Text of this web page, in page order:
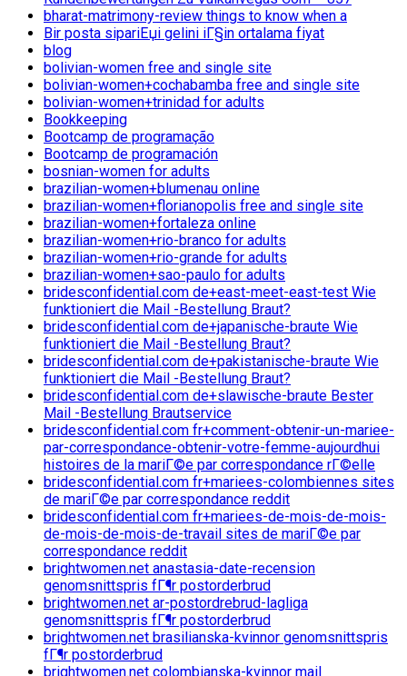
bharat-matrimony-review things to know when a
Bir posta sipariЕџi gelini iГ§in ortalama fiyat
blog
bolivian-women free and single site
bolivian-women+cochabamba free and single site
bolivian-women+trinidad for adults
Bookkeeping
Bootcamp de programação
Bootcamp de programación
bosnian-women for adults
brazilian-women+blumenau online
brazilian-women+florianopolis free and single site
brazilian-women+fortaleza online
brazilian-women+rio-branco for adults
brazilian-women+rio-grande for adults
brazilian-women+sao-paulo for adults
bridesconfidential.com de+east-meet-east-test Wie
funktioniert die Mail -Bestellung Braut?
bridesconfidential.com de+japanische-braute Wie
funktioniert die Mail -Bestellung Braut?
bridesconfidential.com de+pakistanische-braute Wie
funktioniert die Mail -Bestellung Braut?
bridesconfidential.com de+slawische-braute Bester
Mail -Bestellung Brautservice
bridesconfidential.com fr+comment-obtenir-un-mariee-
par-correspondance-obtenir-votre-femme-aujourdhui
histoires de la mariГ©e par correspondance rГ©elle
bridesconfidential.com fr+mariees-colombiennes sites
de mariГ©e par correspondance reddit
bridesconfidential.com fr+mariees-de-mois-de-mois-
de-mois-de-mois-de-travail sites de mariГ©e par
correspondance reddit
brightwomen.net anastasia-date-recension
genomsnittspris fГ¶r postorderbrud
brightwomen.net ar-postordrebrud-lagliga
genomsnittspris fГ¶r postorderbrud
brightwomen.net brasilianska-kvinnor genomsnittspris
fГ¶r postorderbrud
brightwomen.net colombianska-kvinnor mail